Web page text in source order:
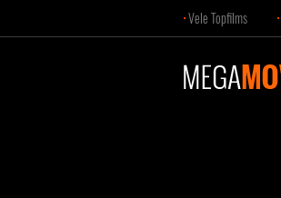
Vele Topfilms